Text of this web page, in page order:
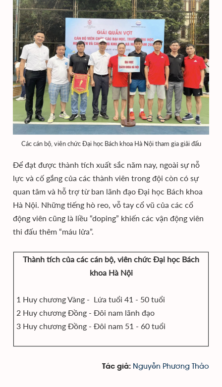
Các cán bộ, viên chức Đại học Bách khoa Hà Nội tham gia giải đấu
Để đạt được thành tích xuất sắc năm nay, ngoài sự nỗ
lực và cố gắng của các thành viên trong đội còn có sự
quan tâm và hỗ trợ từ ban lãnh đạo Đại học Bách khoa
Hà Nội. Những tiếng hò reo, vỗ tay cổ vũ của các cổ
động viên cũng là liều “doping” khiến các vận động viên
thi đấu thêm “máu lửa”.
Thành tích của các cán bộ, viên chức Đại học Bách
khoa Hà Nội
1 Huy chương Vàng - Lứa tuổi 41 - 50 tuổi
2 Huy chương Đồng - Đôi nam lãnh đạo
3 Huy chương Đồng - Đôi nam 51 - 60 tuổi
Tác giả: Nguyễn Phương Thảo